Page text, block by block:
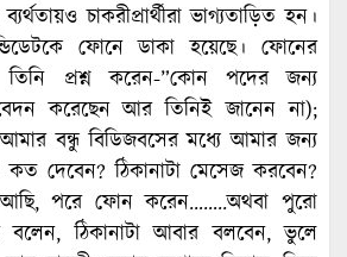
চাকরীপ্রার্থীরা ভাগ্যতাড়িত হন।
ফোনে ডাকা হয়েছে। ফোনের
প্রশ্ন করেন-”কোন পদের জন্য
করেছেন আর তিনিই জানেন না);
বন্ধু বিডিজবসের মধ্যে আমার জন্য
কত দেবেন? ঠিকানাটা মেসেজ করবেন?
পরে ফোন করেন……..অথবা পুরো
বলেন, ঠিকানাটা আবার বলবেন, ভুলে